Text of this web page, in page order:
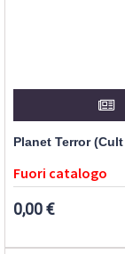
Planet Terror
Fuori catalogo
0,00 €